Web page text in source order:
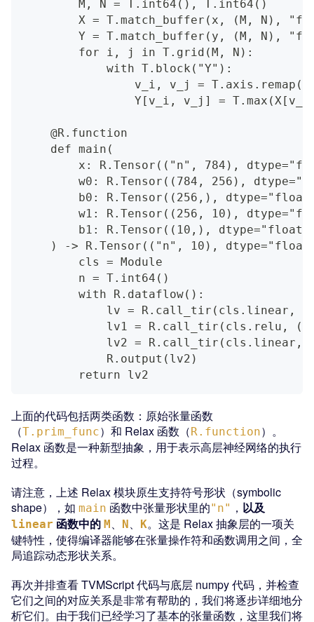
        M, N = T.int64(), T.int64()
X = T.match_buffer(x, (M, N),
Y = T.match_buffer(y, (M, N),
        for i, j in T.grid(M, N):
            with T.block("Y"):
v_i, v_j =
Y[v_i, v_j] =
    @R.function
    def main(
x: R.Tensor(("n", 784),
w0: R.Tensor((784, 256),
b0: R.Tensor((256,),
w1: R.Tensor((256, 10),
b1: R.Tensor((10,),
) -> R.Tensor(("n", 10),
        cls = Module
        n = T.int64()
        with R.dataflow():
lv = R.call_tir(cls.linear,
lv1 = R.call_tir(cls.relu,
lv2 = R.call_tir(cls.linear,
            R.output(lv2)
        return lv2
上面的代码包括两类函数：原始张量函数
（T.prim_func）和 Relax 函数（R.function）。
Relax 函数是一种新型抽象，用于表示高层神经网络的执行
过程。
请注意，上述 Relax 模块原生支持符号形状（symbolic
shape），如 main 函数中张量形状里的"n" ， 以及
linear 函数中的 M、 N、 K。这是 Relax 抽象层的一项关
键特性，使得编译器能够在张量操作符和函数调用之间，全
局追踪动态形状关系。
再次并排查看 TVMScript 代码与底层 numpy 代码，并检查
它们之间的对应关系是非常有帮助的，我们将逐步详细地分
析它们。由于我们已经学习了基本的张量函数，这里我们将